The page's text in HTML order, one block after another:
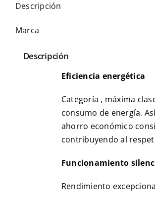
Descripción
Marca
Descripción
Eficiencia energética
Categoría , máxima
consumo de energía.
ahorro económico
contribuyendo al
Funcionamiento
Rendimiento